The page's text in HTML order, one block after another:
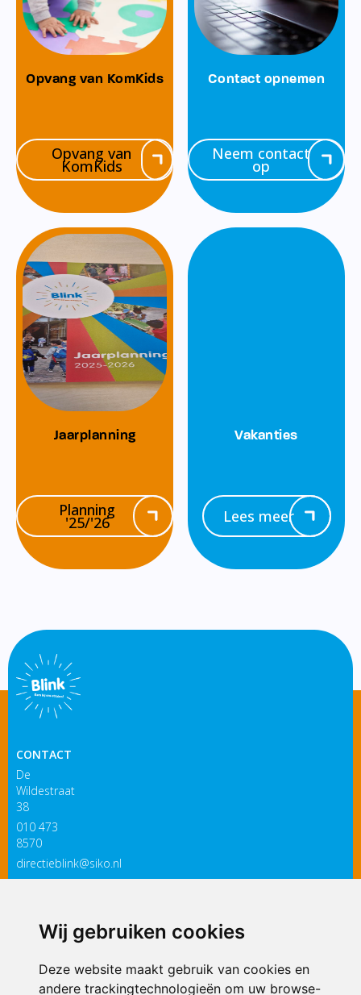
Wij gebruiken cookies
Deze website maakt gebruik van cookies en
andere trackingtechnologieën om uw browse-
Opvang van KomKids
Opvang van
KomKids
Contact opnemen
Neem contact
op
Jaarplanning
Planning
'25/'26
Vakanties
Lees meer
CONTACT
De
Wildestraat
38
010 473
8570
directieblink@siko.nl
3119 PM
ONDERDEEL VAN